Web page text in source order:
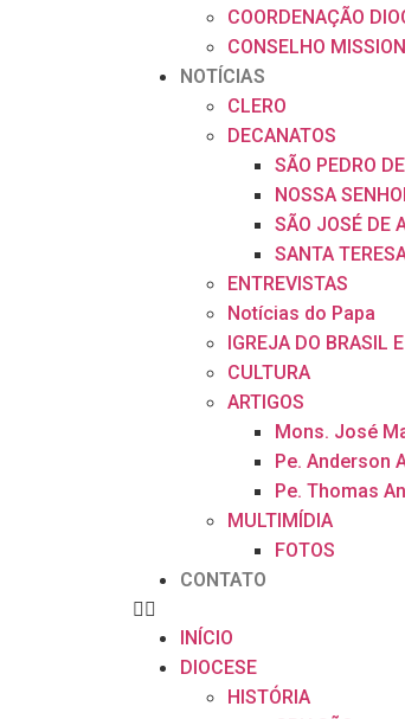
COORDENAÇÃO
CONSELHO
NOTÍCIAS
CLERO
DECANATOS
SÃO PEDRO
NOSSA
SÃO JOSÉ DE
SANTA
ENTREVISTAS
Notícias do Papa
IGREJA DO BRASIL
CULTURA
ARTIGOS
Mons. José
Pe. Anderson
Pe. Thomas
MULTIMÍDIA
FOTOS
CONTATO
INÍCIO
DIOCESE
HISTÓRIA